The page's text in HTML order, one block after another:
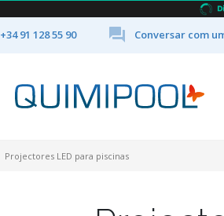
+34 91 128 55 90  Conversar com
Projectores LED para piscinas